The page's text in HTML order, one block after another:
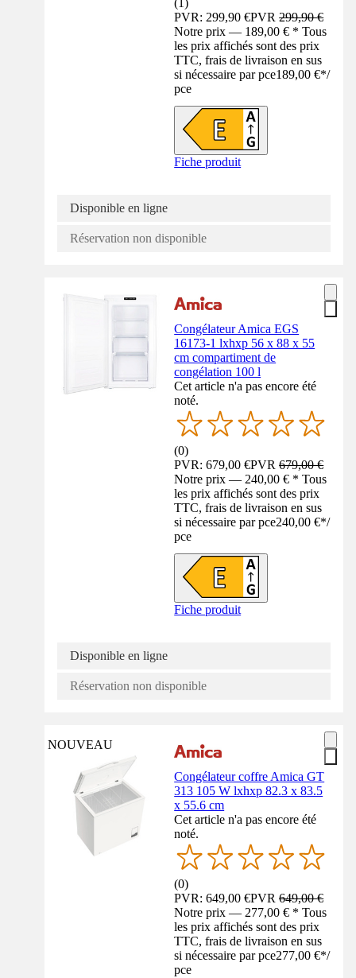
(1)
PVR: 299,90 €PVR299,90 €
Notre prix — 189,00 € * Tous
les prix affichés sont des prix
TTC, frais de livraison en sus
si nécessaire par pce189,00 €*/
pce
Fiche produit
Disponible en ligne
Réservation non disponible
Congélateur Amica EGS
16173-1 lxhxp 56 x 88 x 55
cm compartiment de
congélation 100 l
Cet article n'a pas encore été
noté.
(0)
PVR: 679,00 €PVR679,00 €
Notre prix — 240,00 € * Tous
les prix affichés sont des prix
TTC, frais de livraison en sus
si nécessaire par pce240,00 €*/
pce
Fiche produit
Disponible en ligne
Réservation non disponible
NOUVEAU
Congélateur coffre Amica GT
313 105 W lxhxp 82.3 x 83.5
x 55.6 cm
Cet article n'a pas encore été
noté.
(0)
PVR: 649,00 €PVR649,00 €
Notre prix — 277,00 € * Tous
les prix affichés sont des prix
TTC, frais de livraison en sus
si nécessaire par pce277,00 €*/
pce